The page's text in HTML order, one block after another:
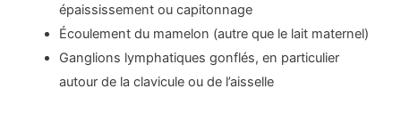
épaississement ou capitonnage
Écoulement du mamelon (autre que le lait maternel)
Ganglions lymphatiques gonflés, en particulier
autour de la clavicule ou de l’aisselle